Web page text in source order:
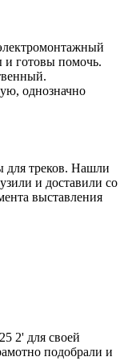
и готовы помочь.
однозначно
треков. Нашли
и доставили со
выставления
2' для своей
подобрали и